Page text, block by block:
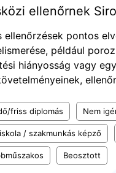
ellenőrnek
pontos
például
hiányosság vagy
friss diplomás Nem
/ szakmunkás képző
Beosztott